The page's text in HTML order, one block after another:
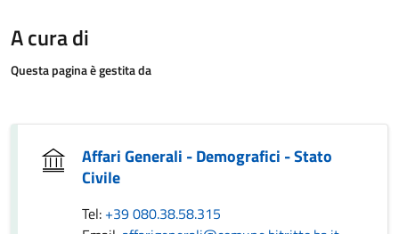
A cura di
Questa pagina è gestita da
Affari Generali - Demografici - Stato
Civile
Tel: +39 080.38.58.315